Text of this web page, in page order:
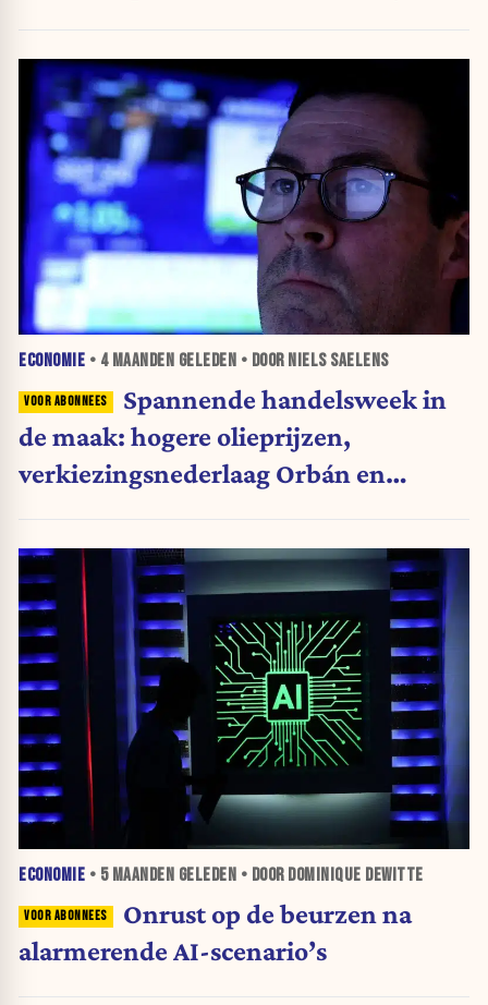
internetzeepbel (analyse)
ECONOMIE • 4 MAANDEN GELEDEN • DOOR NIELS SAELENS
Spannende handelsweek in
de maak: hogere olieprijzen,
verkiezingsnederlaag Orbán en
ECONOMIE • 5 MAANDEN GELEDEN • DOOR DOMINIQUE DEWITTE
Onrust op de beurzen na
alarmerende AI-scenario’s